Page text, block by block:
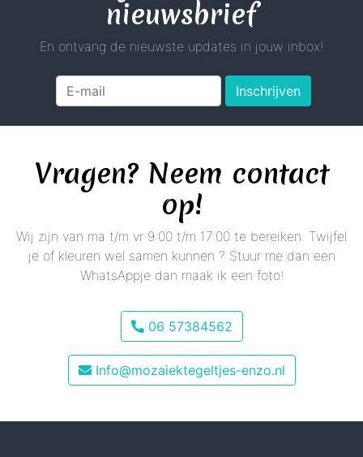
nieuwsbrief
En ontvang de nieuwste updates in jouw inbox!
Inschrijven
Vragen? Neem contact
op!
Wij zijn van ma t/m vr 9:00 t/m 17:00 te bereiken. Twijfel
je of kleuren wel samen kunnen ? Stuur me dan een
WhatsAppje dan maak ik een foto!
06 57384562
Info@mozaiektegeltjes-enzo.nl